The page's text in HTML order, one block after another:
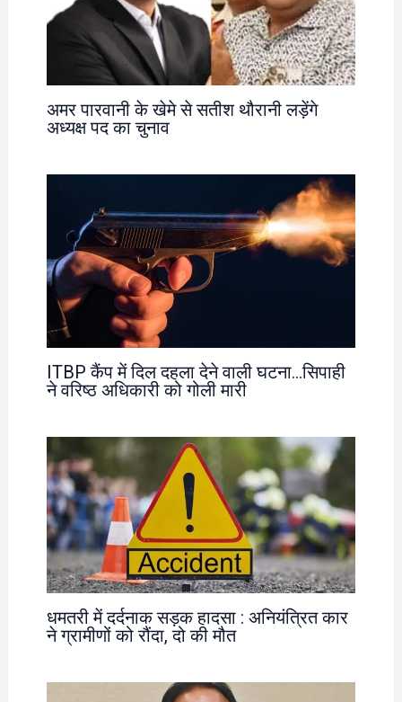
अमर पारवानी के खेमे से सतीश थौरानी लड़ेंगे
अध्यक्ष पद का चुनाव
ITBP कैंप में दिल दहला देने वाली घटना…सिपाही
ने वरिष्ठ अधिकारी को गोली मारी
धमतरी में दर्दनाक सड़क हादसा : अनियंत्रित कार
ने ग्रामीणों को रौंदा, दो की मौत